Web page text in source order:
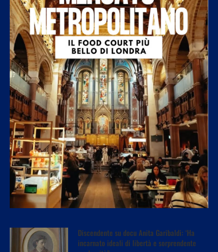
Discendente su docu Anita Garibaldi: ‘Ha
incarnato ideali di libertà e sorprendente